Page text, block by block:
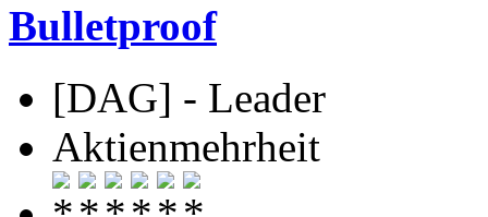
Bulletproof
[DAG] - Leader
Aktienmehrheit